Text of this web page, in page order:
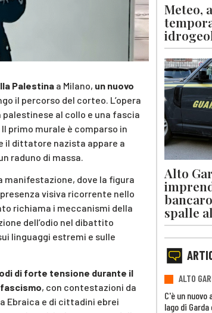
Palestina a Milano, un nuovo
il percorso del corteo. L’opera
al collo e una fascia
primo murale è comparso in
il dittatore nazista appare a
raduno di massa.
manifestazione, dove la figura
visiva ricorrente nello
richiama i meccanismi della
dell’odio nel dibattito
linguaggi estremi e sulle
di forte tensione durante il
, con contestazioni da
Ebraica e di cittadini ebrei
Meteo,
Alto
spalle
ALTO
C'è un nuovo
lago di